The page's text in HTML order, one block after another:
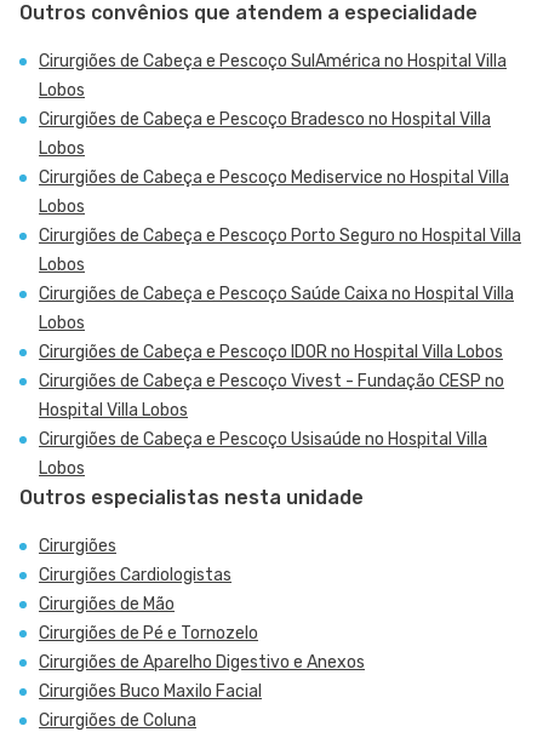
Outros convênios que atendem a especialidade
Cirurgiões de Cabeça e Pescoço SulAmérica no Hospital Villa
Lobos
Cirurgiões de Cabeça e Pescoço Bradesco no Hospital Villa
Lobos
Cirurgiões de Cabeça e Pescoço Mediservice no Hospital Villa
Lobos
Cirurgiões de Cabeça e Pescoço Porto Seguro no Hospital Villa
Lobos
Cirurgiões de Cabeça e Pescoço Saúde Caixa no Hospital Villa
Lobos
Cirurgiões de Cabeça e Pescoço IDOR no Hospital Villa Lobos
Cirurgiões de Cabeça e Pescoço Vivest - Fundação CESP no
Hospital Villa Lobos
Cirurgiões de Cabeça e Pescoço Usisaúde no Hospital Villa
Lobos
Outros especialistas nesta unidade
Cirurgiões
Cirurgiões Cardiologistas
Cirurgiões de Mão
Cirurgiões de Pé e Tornozelo
Cirurgiões de Aparelho Digestivo e Anexos
Cirurgiões Buco Maxilo Facial
Cirurgiões de Coluna